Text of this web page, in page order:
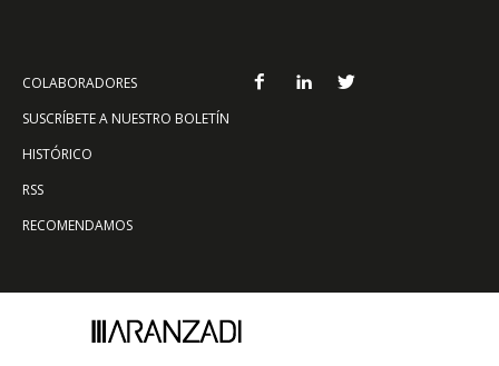
COLABORADORES
SUSCRÍBETE A NUESTRO BOLETÍN
HISTÓRICO
RSS
RECOMENDAMOS